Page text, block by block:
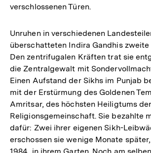
verschlossenen Türen.
Unruhen in verschiedenen
überschatteten Indira Gandhis zweite
Den zentrifugalen Kräften trat sie
die Zentralgewalt mit
Einen Aufstand der Sikhs im Punjab
mit der Erstürmung des Goldenen
Amritsar, des höchsten Heiligtums der
Religionsgemeinschaft. Sie bezahlte
dafür: Zwei ihrer eigenen Sikh-
erschossen sie wenige Monate
1984, in ihrem Garten. Noch am